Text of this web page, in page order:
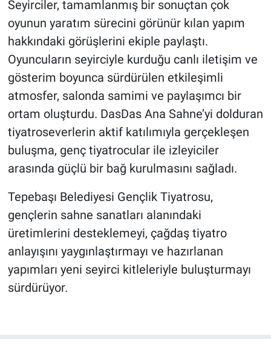
Seyirciler, tamamlanmış bir sonuçtan çok
oyunun yaratım sürecini görünür kılan yapım
hakkındaki görüşlerini ekiple paylaştı.
Oyuncuların seyirciyle kurduğu canlı iletişim ve
gösterim boyunca sürdürülen etkileşimli
atmosfer, salonda samimi ve paylaşımcı bir
ortam oluşturdu. DasDas Ana Sahne’yi dolduran
tiyatroseverlerin aktif katılımıyla gerçekleşen
buluşma, genç tiyatrocular ile izleyiciler
arasında güçlü bir bağ kurulmasını sağladı.
Tepebaşı Belediyesi Gençlik Tiyatrosu,
gençlerin sahne sanatları alanındaki
üretimlerini desteklemeyi, çağdaş tiyatro
anlayışını yaygınlaştırmayı ve hazırlanan
yapımları yeni seyirci kitleleriyle buluşturmayı
sürdürüyor.